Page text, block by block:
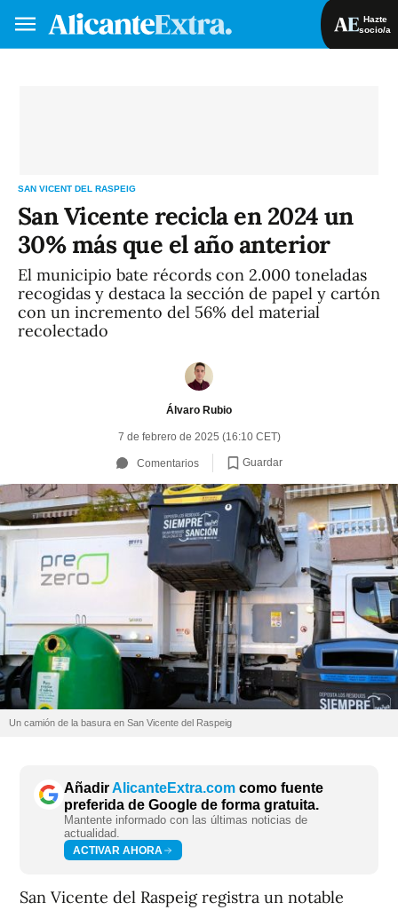
Hazte
socio/a
SAN VICENT DEL RASPEIG
San Vicente recicla en 2024 un
30% más que el año anterior
El municipio bate récords con 2.000 toneladas
recogidas y destaca la sección de papel y cartón
con un incremento del 56% del material
recolectado
Álvaro Rubio
7 de febrero de 2025 (16:10 CET)
Comentarios Guardar
Un camión de la basura en San Vicente del Raspeig
AñadirAlicanteExtra.com como fuente
preferida de Google de forma gratuita.
Mantente informado con las últimas noticias de
actualidad.
ACTIVAR AHORA
San Vicente del Raspeig registra un notable